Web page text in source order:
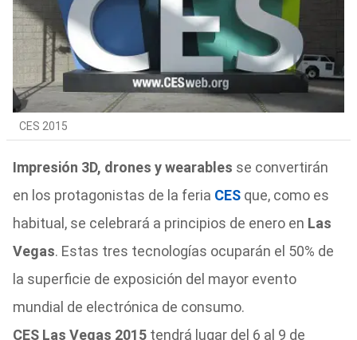
CES 2015
Impresión 3D, drones y wearables se convertirán
en los protagonistas de la feria CES que, como es
habitual, se celebrará a principios de enero en Las
Vegas. Estas tres tecnologías ocuparán el 50% de
la superficie de exposición del mayor evento
mundial de electrónica de consumo.
CES Las Vegas 2015 tendrá lugar del 6 al 9 de